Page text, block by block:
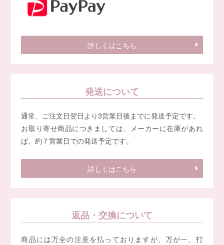
詳しくはこちら
発送について
通常、ご注文日翌日より3営業日後までに発送予定です。
お取り寄せ商品につきましては、メーカーに在庫があれ
ば、約７営業日での発送予定です。
詳しくはこちら
返品・交換について
商品には万全の注意を払っておりますが、万が一、打